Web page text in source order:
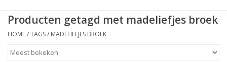
Schoenen
Producten getagd met madeliefjes broek
HOME/TAGS/ MADELIEFJES BROEK